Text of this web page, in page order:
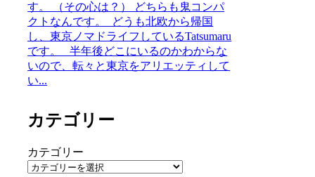
す。 （その心は？） どちらも鬼コンパ
クトなんです。 どうも北欧から帰国
し、東京ノマドライフしているTatsumaru
です。 半年後どこにいるのかわからな
いので、転々と東京をアリエッティして
い...
カテゴリー
カテゴリー